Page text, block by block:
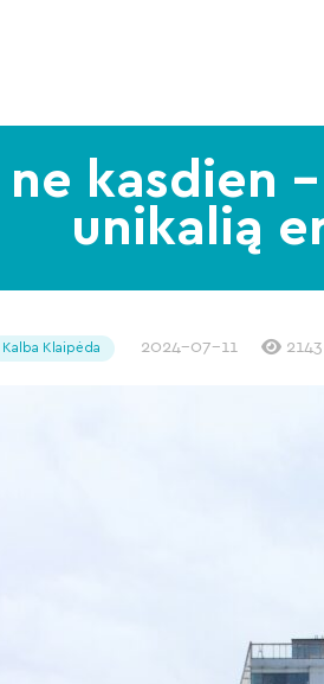
ne kasdien
unikalią
Kalba Klaipėda 2024-07-11